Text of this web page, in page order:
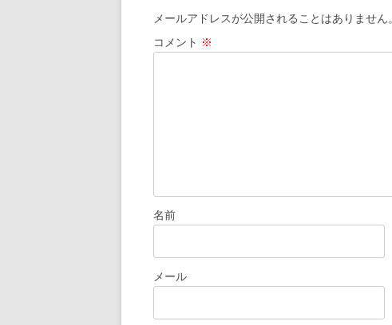
ゲ
ー
メールアドレスが公開されることはありません。
コメント ※
名前
メール